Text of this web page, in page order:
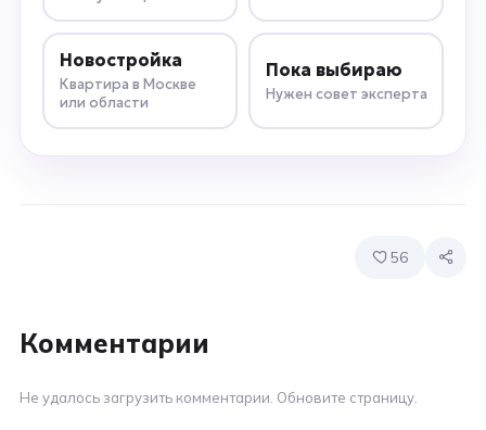
Новостройка
Квартира в Москве
или области
Пока выбираю
Нужен совет эксперта
56
Комментарии
Не удалось загрузить комментарии. Обновите страницу.